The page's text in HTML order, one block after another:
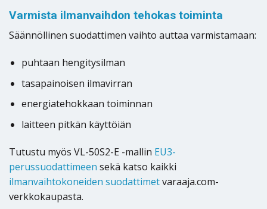
Varmista ilmanvaihdon tehokas toiminta
Säännöllinen suodattimen vaihto auttaa varmistamaan:
puhtaan hengitysilman
tasapainoisen ilmavirran
energiatehokkaan toiminnan
laitteen pitkän käyttöiän
Tutustu myös VL-50S2-E -mallin EU3-
perussuodattimeen sekä katso kaikki
ilmanvaihtokoneiden suodattimetvaraaja.com-
verkkokaupasta.